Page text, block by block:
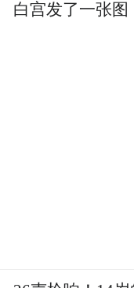
白宫发了一张图